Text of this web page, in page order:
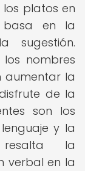
platos en
basa en la
sugestión.
nombres
aumentar la
de la
son los
y la
resalta la
verbal en la